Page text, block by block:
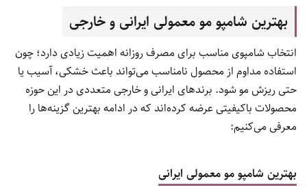
بهترین شامپو مو معمولی ایرانی و خارجی
انتخاب شامپوی مناسب برای مصرف روزانه اهمیت زیادی دارد؛ چون
استفاده مداوم از محصول نامناسب می‌تواند باعث خشکی، آسیب یا
حتی ریزش مو شود. برندهای ایرانی و خارجی متعددی در این حوزه
محصولات باکیفیتی عرضه کرده‌اند که در ادامه بهترین گزینه‌ها را
معرفی می‌کنیم:
بهترین شامپو مو معمولی ایرانی